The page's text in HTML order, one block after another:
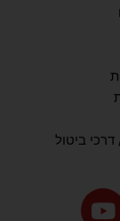
ביטול
Y